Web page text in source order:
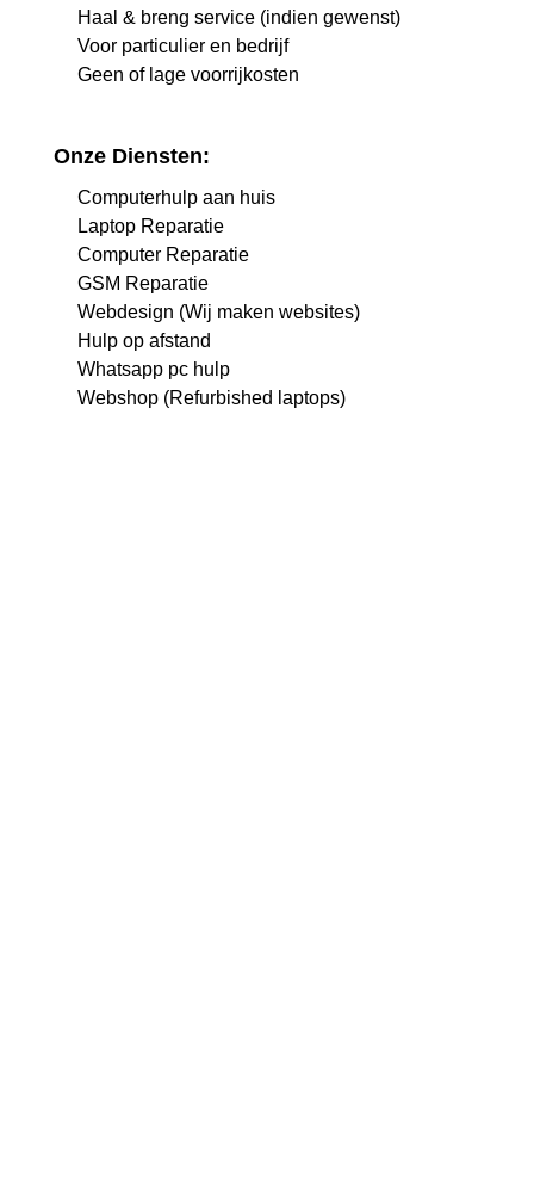
Haal & breng service (indien gewenst)
Voor particulier en bedrijf
Geen of lage voorrijkosten
Onze Diensten:
Computerhulp aan huis
Laptop Reparatie
Computer Reparatie
GSM Reparatie
Webdesign (Wij maken websites)
Hulp op afstand
Whatsapp pc hulp
Webshop (Refurbished laptops)